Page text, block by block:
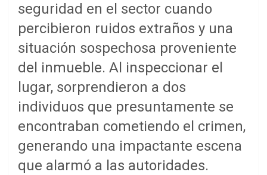
seguridad en el sector cuando
percibieron ruidos extraños y una
situación sospechosa proveniente
del inmueble. Al inspeccionar el
lugar, sorprendieron a dos
individuos que presuntamente se
encontraban cometiendo el crimen,
generando una impactante escena
que alarmó a las autoridades.